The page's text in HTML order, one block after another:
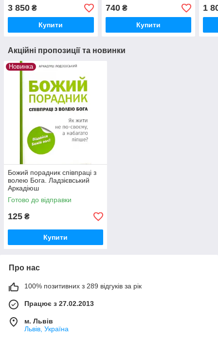
3 850 ₴
Купити
740₴
Купити
1
Акційні пропозиції та новинки
Новинка
Божий порадник співпраці з
волею Бога. Ладзієвський
Аркадіюш
Готово до відправки
125 ₴
Купити
Про нас
100% позитивних з 289 відгуків за рік
Працює з 27.02.2013
м. Львів
Львів, Україна